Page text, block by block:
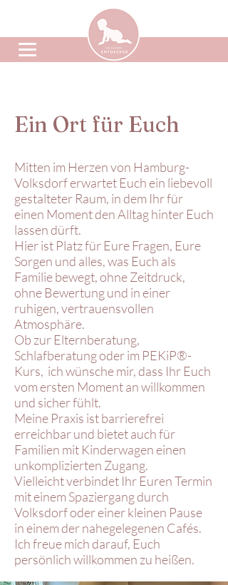
Ein Ort für Euch
Mitten im Herzen von Hamburg-
Volksdorf erwartet Euch ein liebevoll
gestalteter Raum, in dem Ihr für
einen Moment den Alltag hinter Euch
lassen dürft.
Hier ist Platz für Eure Fragen, Eure
Sorgen und alles, was Euch als
Familie bewegt, ohne Zeitdruck,
ohne Bewertung und in einer
ruhigen, vertrauensvollen
Atmosphäre.
Ob zur Elternberatung,
Schlafberatung oder im PEKiP®-
Kurs, ich wünsche mir, dass Ihr Euch
vom ersten Moment an willkommen
und sicher fühlt.
Meine Praxis ist barrierefrei
erreichbar und bietet auch für
Familien mit Kinderwagen einen
unkomplizierten Zugang.
Vielleicht verbindet Ihr Euren Termin
mit einem Spaziergang durch
Volksdorf oder einer kleinen Pause
in einem der nahegelegenen Cafés.
Ich freue mich darauf, Euch
persönlich willkommen zu heißen.